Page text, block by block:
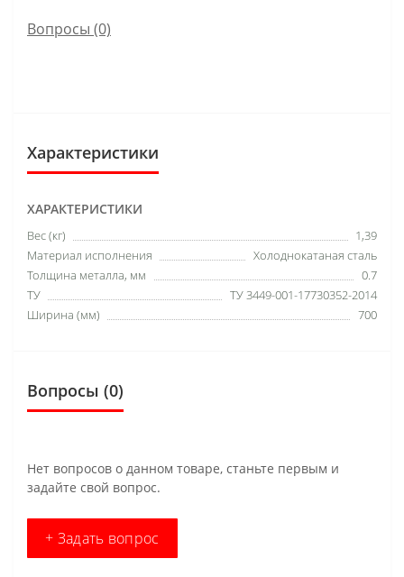
Вопросы (0)
Характеристики
ХАРАКТЕРИСТИКИ
Вес (кг)
1,39
Материал исполнения
Холоднокатаная сталь
Толщина металла, мм
0.7
ТУ
ТУ 3449-001-17730352-2014
Ширина (мм)
700
Вопросы (0)
Нет вопросов о данном товаре, станьте первым и
задайте свой вопрос.
+ Задать вопрос